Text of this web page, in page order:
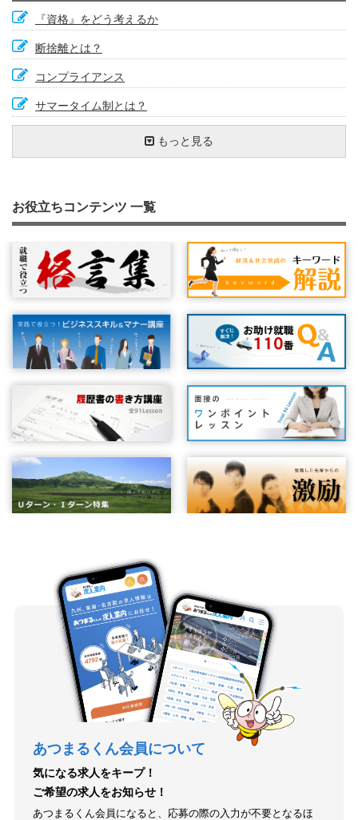
『資格』をどう考えるか
断捨離とは？
コンプライアンス
サマータイム制とは？
ワークライフバランス
有効求人倍率
ジョブ・カード制度
ウォームビズ（WARM BIZ）
年金確保支援法とは
ＢＣＰとは
ソーシャルビジネス
ＴＰＰ（環太平洋経済連携協定）とは？
待機児童
プライマリーバランス
産業空洞化
電力自由化を促進する『ＰＰＳ』
秋入学
情報リテラシー
製造物責任（ＰＬ）法
コンピテンシー
ＣＳＲ
労災保険とは？
パートタイムで働く人を守る法律
マイナンバー制度
雇止め
再生可能エネルギー発電促進賦課金
総括原価方式
株式公開
衆議院議員総選挙とは
ストックオプション制度
ステルスマーケティング
インフレ目標
ＰＭ２．５
インフレとデフレの違い
ハラスメント
もっと見る
お役立ちコンテンツ 一覧
あつまるくん会員について
気になる求人をキープ！
ご希望の求人をお知らせ！
あつまるくん会員になると、応募の際の入力が不要となるほ